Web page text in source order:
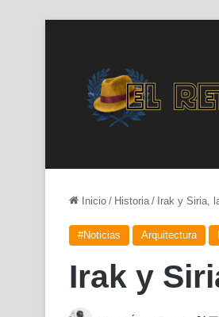
Inicio / Historia / Irak y Siria,
#Noticias Arquitectura
Irak y